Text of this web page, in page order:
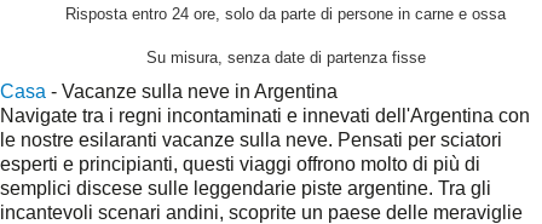
Risposta entro 24 ore, solo da parte di persone in carne e ossa
Su misura, senza date di partenza fisse
Casa - Vacanze sulla neve in Argentina
Navigate tra i regni incontaminati e innevati dell'Argentina con
le nostre esilaranti vacanze sulla neve. Pensati per sciatori
esperti e principianti, questi viaggi offrono molto di più di
semplici discese sulle leggendarie piste argentine. Tra gli
incantevoli scenari andini, scoprite un paese delle meraviglie